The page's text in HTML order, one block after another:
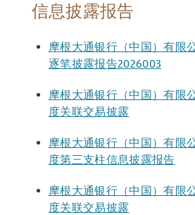
信息披露报告
摩根大通银行（中国）有限
逐笔披露报告2026003
摩根大通银行（中国）有限
度关联交易披露
摩根大通银行（中国）有限
度第三支柱信息披露报告
摩根大通银行（中国）有限
度关联交易披露